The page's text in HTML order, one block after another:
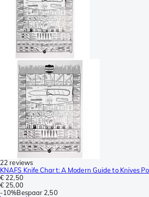
22 reviews
KNAFS Knife Chart: A Modern Guide to Knives
€ 22,50
€ 25,00
-10%Bespaar 2,50